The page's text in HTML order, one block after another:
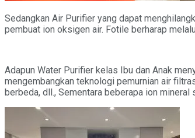
Sedangkan Air Purifier yang dapat
pembuat ion oksigen air. Fotile berharap
Adapun Water Purifier kelas Ibu dan Anak
mengembangkan teknologi pemurnian air
berbeda, dll., Sementara beberapa ion